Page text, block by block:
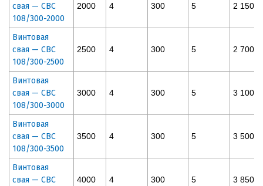
свая — СВС
108/300-2000
2000 4 300 5 2 150
Винтовая
свая — СВС
108/300-2500
2500 4 300 5 2 700
Винтовая
свая — СВС
108/300-3000
3000 4 300 5 3 100
Винтовая
свая — СВС
108/300-3500
3500 4 300 5 3 500
Винтовая
свая — СВС
4000 4 300 5 3 850